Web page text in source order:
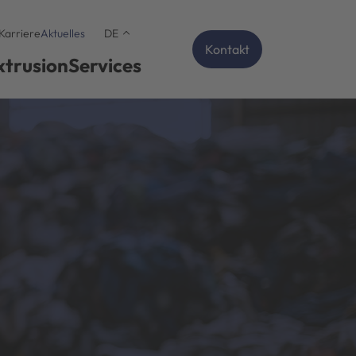
Aktuelles DE
Services
Kontakt